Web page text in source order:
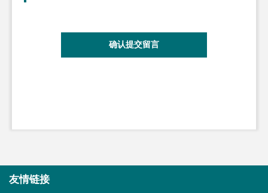
确认提交留言
友情链接